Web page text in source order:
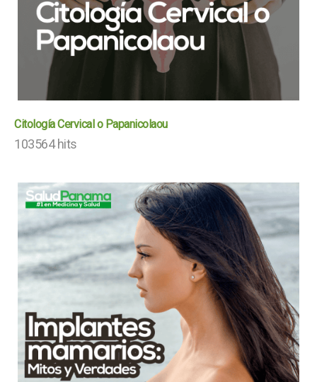
Citología Cervical o Papanicolaou
103564 hits